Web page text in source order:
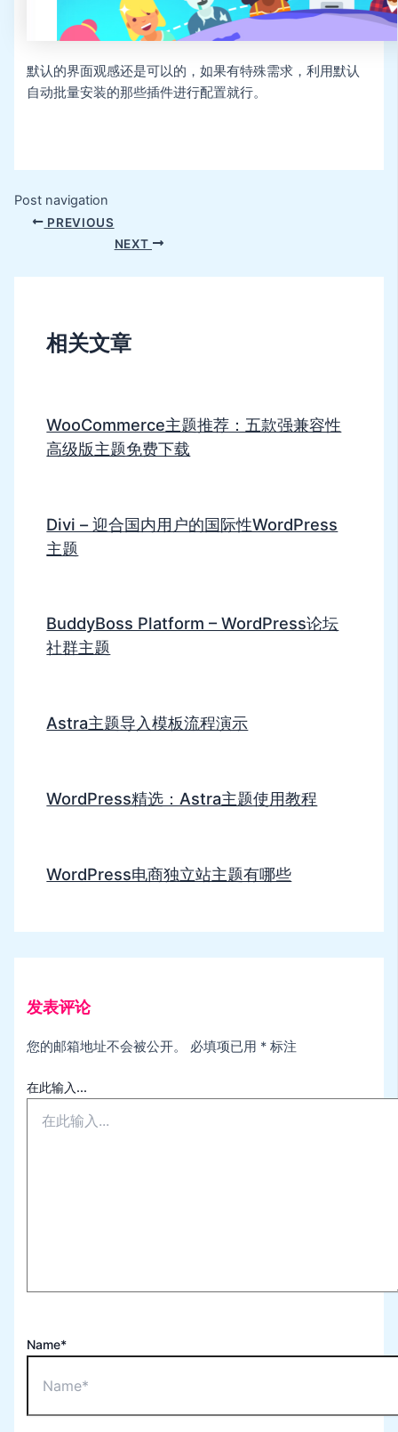
默认的界面观感还是可以的，如果有特殊需求，利用默认
自动批量安装的那些插件进行配置就行。
Post navigation
PREVIOUS
NEXT
相关文章
WooCommerce主题推荐：五款强兼容性
高级版主题免费下载
Divi – 迎合国内用户的国际性WordPress
主题
BuddyBoss Platform – WordPress论坛
社群主题
Astra主题导入模板流程演示
WordPress精选：Astra主题使用教程
WordPress电商独立站主题有哪些
发表评论
您的邮箱地址不会被公开。 必填项已用 * 标注
在此输入...
Name*